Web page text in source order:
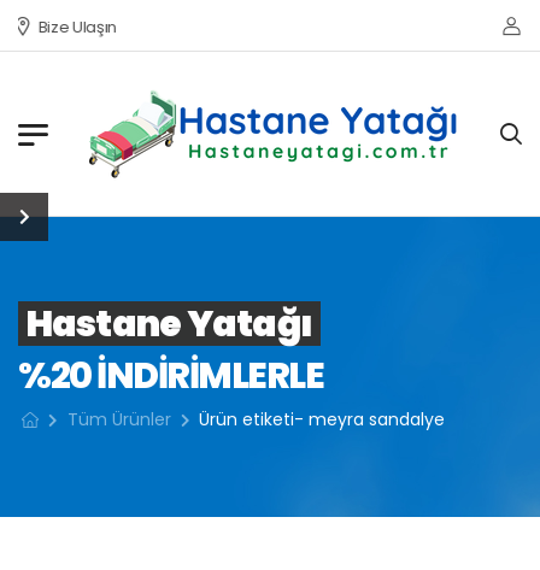
Bize Ulaşın
Hastane Yatağı
%20 INDIRIMLERLE
Tüm Ürünler Ürün etiketi- meyra sandalye